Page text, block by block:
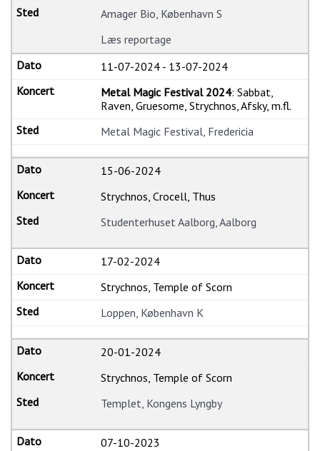
Amager Bio, København S
Læs reportage
11-07-2024 - 13-07-2024
Metal Magic Festival 2024: Sabbat,
Raven, Gruesome, Strychnos, Afsky, m.fl.
Metal Magic Festival, Fredericia
15-06-2024
Strychnos, Crocell, Thus
Studenterhuset Aalborg, Aalborg
17-02-2024
Strychnos, Temple of Scorn
Loppen, København K
20-01-2024
Strychnos, Temple of Scorn
Templet, Kongens Lyngby
07-10-2023